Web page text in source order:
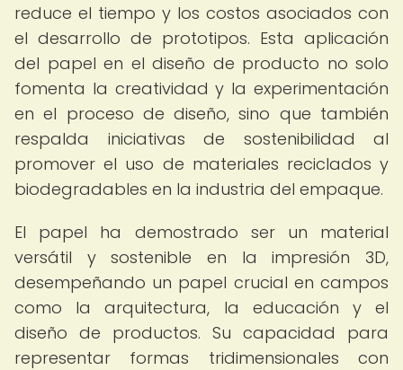
reduce el tiempo y los costos asociados con
el desarrollo de prototipos. Esta aplicación
del papel en el diseño de producto no solo
fomenta la creatividad y la experimentación
en el proceso de diseño, sino que también
respalda iniciativas de sostenibilidad al
promover el uso de materiales reciclados y
biodegradables en la industria del empaque.
El papel ha demostrado ser un material
versátil y sostenible en la impresión 3D,
desempeñando un papel crucial en campos
como la arquitectura, la educación y el
diseño de productos. Su capacidad para
representar formas tridimensionales con